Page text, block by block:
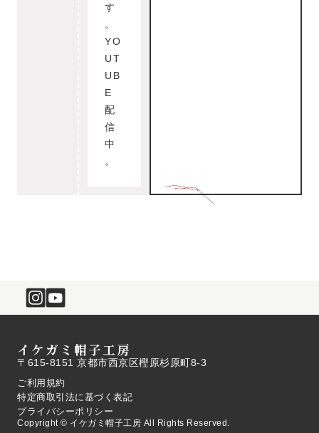
す
。
YO
UT
UB
E
配
信
中
。
イケガミ帽子工房
〒615-8151 京都市西京区樫原杉原町8-3
ご利用規約
特定商取引法に基づく表記
プライバシーポリシー
Copyright © イケガミ帽子工房 All Rights Reserved.